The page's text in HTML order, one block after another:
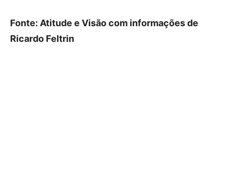
Fonte: Atitude e Visão com informações de
Ricardo Feltrin